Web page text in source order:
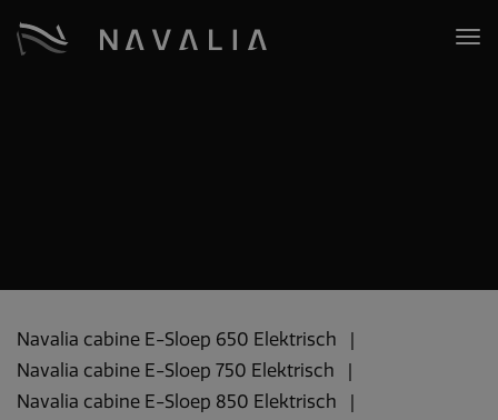
Navalia cabine E-Sloep 650 Elektrisch
Navalia cabine E-Sloep 750 Elektrisch
Navalia cabine E-Sloep 850 Elektrisch